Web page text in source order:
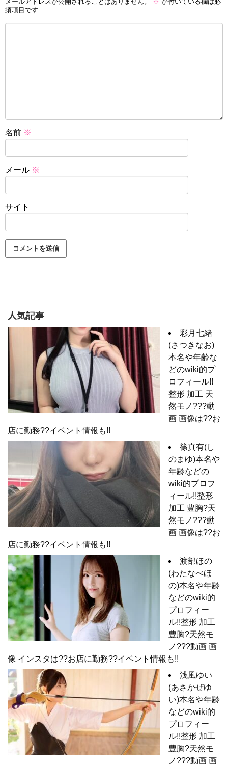
須項目です
名前 ※
メール ※
サイト
人気記事
彩月七緒
(さつきなお)
本名や年齢な
どのwiki的プ
ロフィール!!
整形 加工 天
然モノ???動
画 画像は??お
店に勤務??イベント情報も!!
篠真有(し
のまゆ)本名や
年齢などの
wiki的プロフ
ィール!!整形
加工 豊胸?天
然モノ???動
画 画像は??お
店に勤務??イベント情報も!!
渡部ほの
(わたなべほ
の)本名や年齢
などのwiki的
プロフィー
ル!!整形 加工
豊胸?天然モ
ノ???動画 画
像 インスタは??お店に勤務??イベント情報も!!
浅風ゆい
(あさかぜゆ
い)本名や年齢
などのwiki的
プロフィー
ル!!整形 加工
豊胸?天然モ
ノ???動画 画